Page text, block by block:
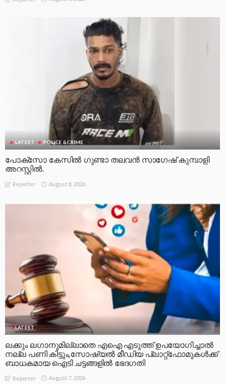
ലക്കും ലഗാനുമില്ലാതെ എഐ എടുത്ത് ഉപയോഗിച്ചാല്‍
നല്ല പണി കിട്ടും,സോഷ്യല്‍ മീഡിയ പ്ലാറ്റ്‌ഫോമുകള്‍ക്ക്
ബാധകമായ ഐടി ചട്ടങ്ങളില്‍ ഭേദഗതി
Reporter August 7, 2026
LATEST
പി പ്രേമരാജന് നഗരത്തിന്റെ സ്നേഹാദരവ്
Reporter August 6, 2026